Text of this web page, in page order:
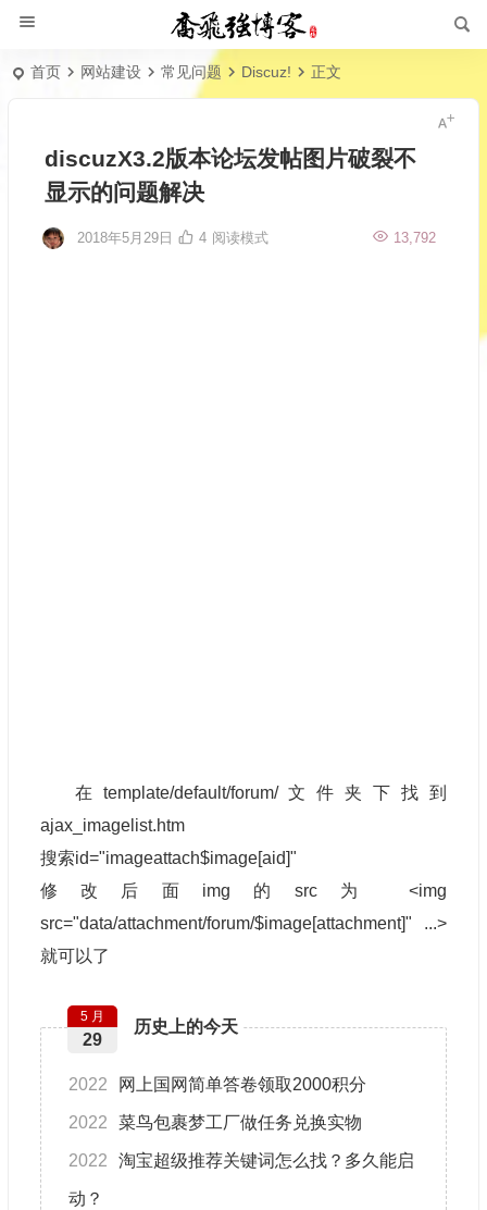
首页 网站建设 常见问题 Discuz! 正文
discuzX3.2版本论坛发帖图片破裂不
显示的问题解决
2018年5月29日 13,792
4 阅读模式
在template/default/forum/文件夹下找到
ajax_imagelist.htm
搜索id="imageattach$image[aid]"
修改后面img的src为 <img
src="data/attachment/forum/$image[attachment]" ...>
就可以了
历史上的今天
5 月
29
2022 网上国‪网简单答‪卷领取2000积‪分
2022 菜‪鸟包裹梦工厂做任务兑‪换实‪物
2022 淘宝超级推荐关键词怎么找？多久能启
动？